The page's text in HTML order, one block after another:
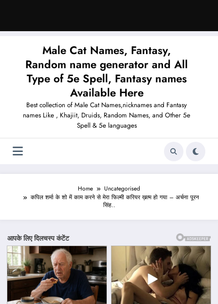
Male Cat Names, Fantasy,
Random name generator and All
Type of 5e Spell, Fantasy names
Available Here
Best collection of Male Cat Names,nicknames and Fantasy
names Like , Khajiit, Druids, Random Names, and Other 5e
Spell & 5e languages
Home
Uncategorised
कपिल शर्मा के शो में काम करने से मेरा फिल्मी करियर ख़त्म हो गया – अर्चना पूरन
सिंह..